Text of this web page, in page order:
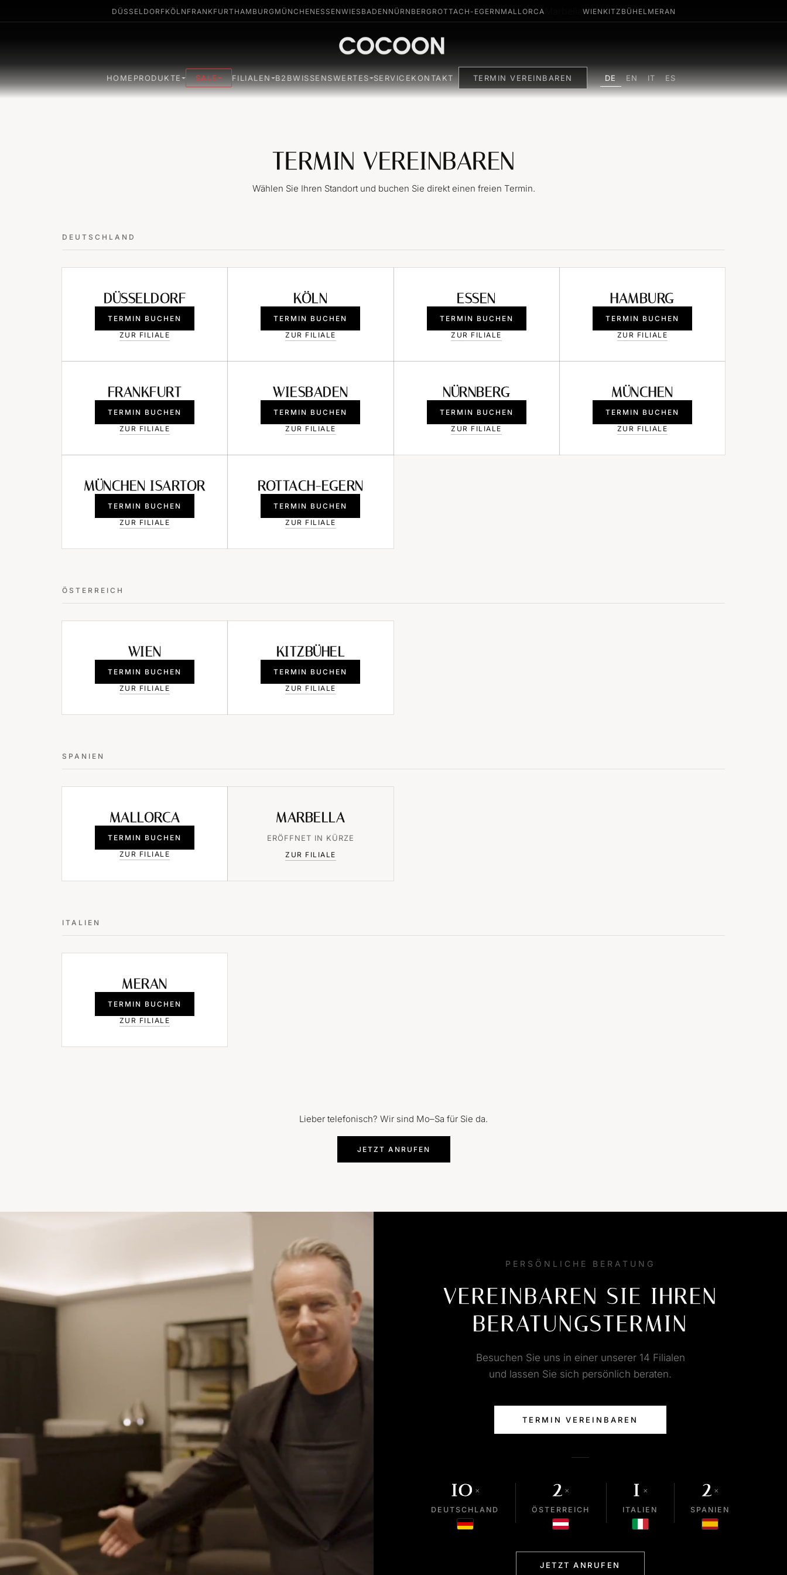
DÜSSELDORFKÖLN FRANKFURT HAMBURGMÜNCHEN ESSENWIESBADEN NÜRNBERGROTTACH-EGERN MALLORCA WIEN KITZBÜHEL MERAN
HOMEPRODUKTE SALE FILIALEN B2BWISSENSWERTES SERVICEKONTAKT TERMIN VEREINBAREN DE EN IT ES
TERMIN VEREINBAREN
Wählen Sie Ihren Standort und buchen Sie direkt einen freien Termin.
DEUTSCHLAND
DÜSSELDORF
TERMIN BUCHEN
ZUR FILIALE
KÖLN
TERMIN BUCHEN
ZUR FILIALE
ESSEN
TERMIN BUCHEN
ZUR FILIALE
HAMBURG
TERMIN BUCHEN
ZUR FILIALE
FRANKFURT
TERMIN BUCHEN
ZUR FILIALE
WIESBADEN
TERMIN BUCHEN
ZUR FILIALE
NÜRNBERG
TERMIN BUCHEN
ZUR FILIALE
MÜNCHEN
TERMIN BUCHEN
ZUR FILIALE
MÜNCHEN ISARTOR
TERMIN BUCHEN
ZUR FILIALE
ROTTACH-EGERN
TERMIN BUCHEN
ZUR FILIALE
ÖSTERREICH
WIEN
TERMIN BUCHEN
ZUR FILIALE
KITZBÜHEL
TERMIN BUCHEN
ZUR FILIALE
SPANIEN
MALLORCA
TERMIN BUCHEN
ZUR FILIALE
MARBELLA
ERÖFFNET IN KÜRZE
ZUR FILIALE
ITALIEN
MERAN
TERMIN BUCHEN
ZUR FILIALE
Lieber telefonisch? Wir sind Mo–Sa für Sie da.
JETZT ANRUFEN
PERSÖNLICHE BERATUNG
VEREINBAREN SIE IHREN
BERATUNGSTERMIN
Besuchen Sie uns in einer unserer 14 Filialen
und lassen Sie sich persönlich beraten.
TERMIN VEREINBAREN
10 ×
DEUTSCHLAND
2 ×
ÖSTERREICH
1 ×
ITALIEN
2 ×
SPANIEN
JETZT ANRUFEN